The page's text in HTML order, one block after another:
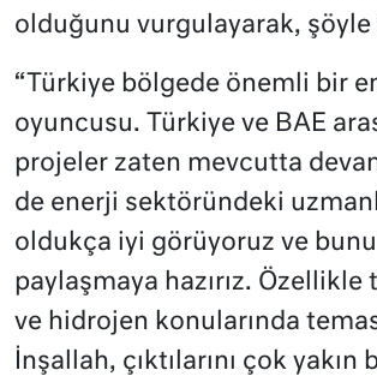
olduğunu vurgulayarak,
“Türkiye bölgede önemli bir
oyuncusu. Türkiye ve BAE
projeler zaten mevcutta
de enerji sektöründeki
oldukça iyi görüyoruz ve
paylaşmaya hazırız. Özellikle
ve hidrojen konularında
İnşallah, çıktılarını çok yakın